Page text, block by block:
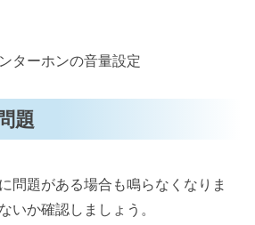
題
問題がある場合も鳴らなくなりま
いか確認しましょう。